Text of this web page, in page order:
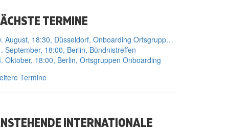
TERMINE
10. August, 18:30, Düsseldorf, Onboarding Ortsgruppe Düsseldorf
September, 18:00, Berlin, Bündnistreffen
Oktober, 18:00, Berlin, Ortsgruppen Onboarding
Termine
INTERNATIONALE